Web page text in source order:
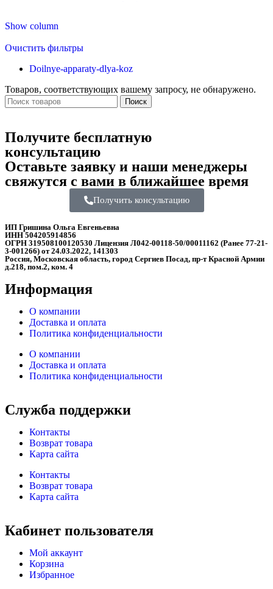
Show column
Очистить фильтры
Doilnye-apparaty-dlya-koz
Товаров, соответствующих вашему запросу, не обнаружено.
Поиск
Получите бесплатную
консультацию
Оставьте заявку и наши менеджеры
свяжутся с вами в ближайшее время
Получить консультацию
ИП Гришина Ольга Евгеньевна
ИНН 504205914856
ОГРН 319508100120530 Лицензия Л042-00118-50/00011162 (Ранее 77-21-
3-001266) от 24.03.2022, 141303
Россия, Московская область, город Сергиев Посад, пр-т Красной Армии
д.218, пом.2, ком. 4
Информация
О компании
Доставка и оплата
Политика конфиденциальности
О компании
Доставка и оплата
Политика конфиденциальности
Служба поддержки
Контакты
Возврат товара
Карта сайта
Контакты
Возврат товара
Карта сайта
Кабинет пользователя
Мой аккаунт
Корзина
Избранное